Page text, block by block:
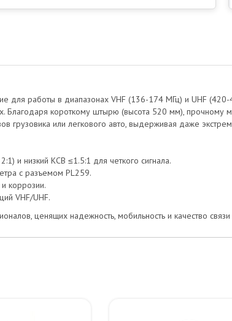
для работы в диапазонах VHF (136-174 МГц) и UHF
Благодаря короткому штырю (высота 520 мм), прочному
грузовика или легкового авто, выдерживая даже
и низкий КСВ ≤1.5:1 для четкого сигнала.
с разъемом PL259.
коррозии.
VHF/UHF.
ценящих надежность, мобильность и качество